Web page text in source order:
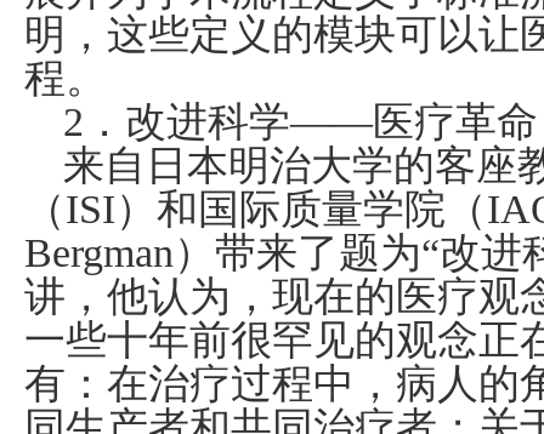
明，这些定义的模块可以让
程。
2 ．改进科学——医疗革命
来自日本明治大学的客座
（ISI）和国际质量学院（
Bergman）带来了题为“改
讲，他认为，现在的医疗观
一些十年前很罕见的观念正
有：在治疗过程中，病人的